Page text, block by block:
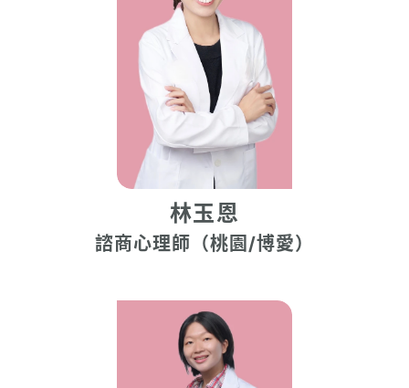
林玉恩
諮商心理師（桃園/博愛）